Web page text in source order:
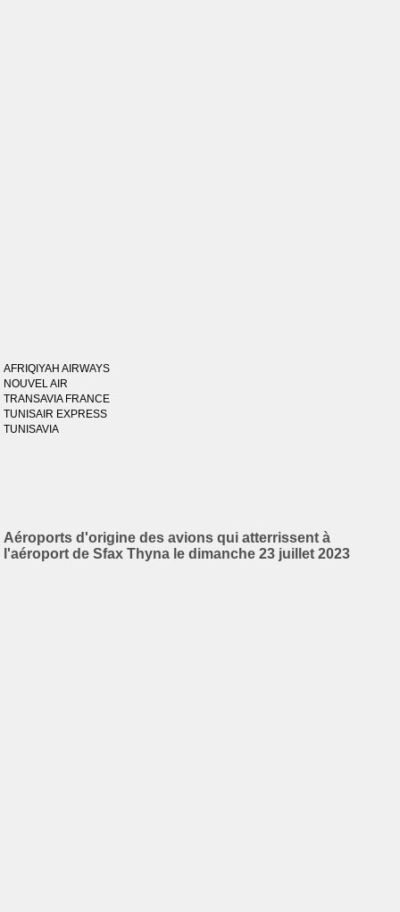
AFRIQIYAH AIRWAYS
NOUVEL AIR
TRANSAVIA FRANCE
TUNISAIR EXPRESS
TUNISAVIA
Aéroports d'origine des avions qui atterrissent à
l'aéroport de Sfax Thyna le dimanche 23 juillet 2023